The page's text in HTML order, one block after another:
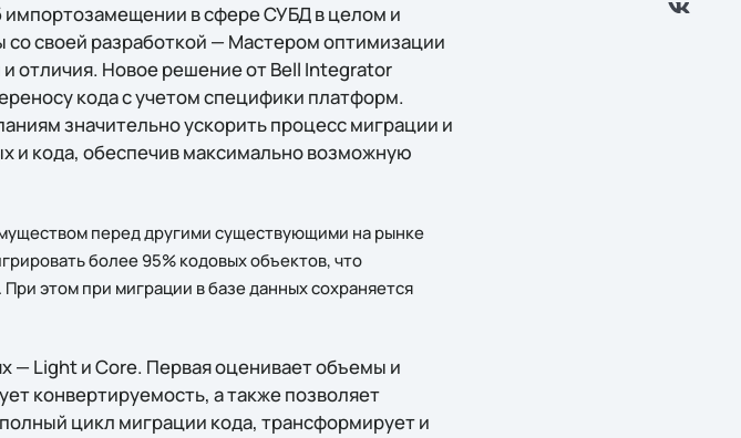
в сфере СУБД в целом и
своей разработкой — Мастером оптимизации
отличия. Новое решение от Bell Integrator
кода с учетом специфики платформ.
значительно ускорить процесс миграции и
и кода, обеспечив максимально возможную
перед другими существующими на рынке
более 95% кодовых объектов, что
этом при миграции в базе данных сохраняется
— Light и Core. Первая оценивает объемы и
конвертируемость, а также позволяет
цикл миграции кода, трансформирует и